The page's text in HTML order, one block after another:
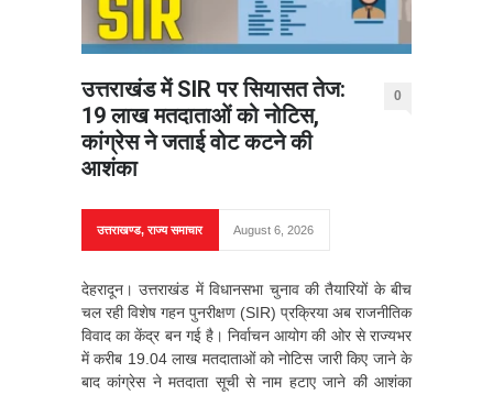
उत्तराखंड में SIR पर सियासत तेज:
19 लाख मतदाताओं को नोटिस,
कांग्रेस ने जताई वोट कटने की
आशंका
0
उत्तराखण्ड,राज्य समाचार August 6, 2026
देहरादून। उत्तराखंड में विधानसभा चुनाव की तैयारियों के बीच
चल रही विशेष गहन पुनरीक्षण (SIR) प्रक्रिया अब राजनीतिक
विवाद का केंद्र बन गई है। निर्वाचन आयोग की ओर से राज्यभर
में करीब 19.04 लाख मतदाताओं को नोटिस जारी किए जाने के
बाद कांग्रेस ने मतदाता सूची से नाम हटाए जाने की आशंका